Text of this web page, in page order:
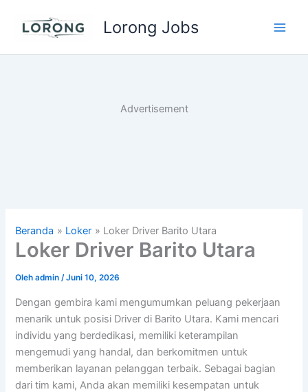
Lorong Jobs
Advertisement
Beranda Loker Loker Driver Barito Utara
Loker Driver Barito Utara
Olehadmin/Juni 10, 2026
Dengan gembira kami mengumumkan peluang pekerjaan
menarik untuk posisi Driver di Barito Utara. Kami mencari
individu yang berdedikasi, memiliki keterampilan
mengemudi yang handal, dan berkomitmen untuk
memberikan layanan pelanggan terbaik. Sebagai bagian
dari tim kami, Anda akan memiliki kesempatan untuk